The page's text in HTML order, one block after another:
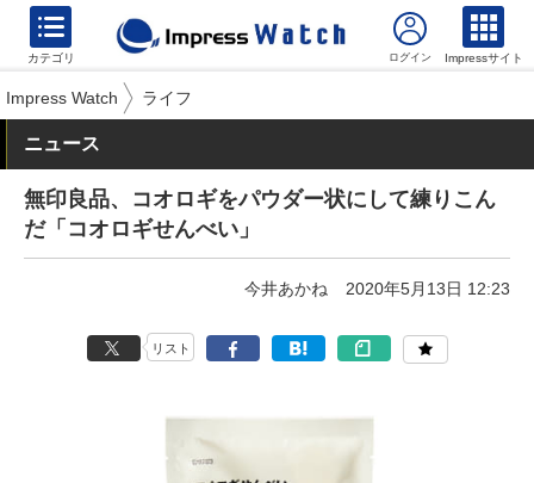
カテゴリ Impressサイト
Impress Watch ライフ
ニュース
無印良品、コオロギをパウダー状にして練りこん
だ「コオロギせんべい」
今井あかね 2020年5月13日 12:23
リスト